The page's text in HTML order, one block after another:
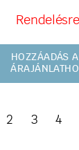
Rendelésre
HOZZÁADÁS
2 3 4